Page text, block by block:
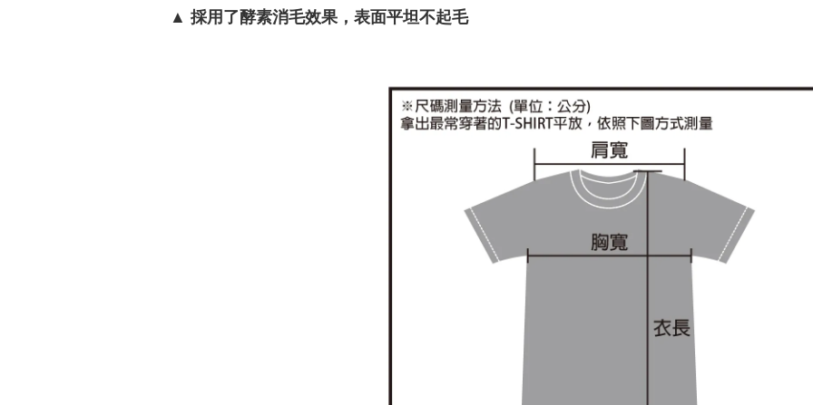
▲ 採用了酵素消毛效果，表面平坦不起毛